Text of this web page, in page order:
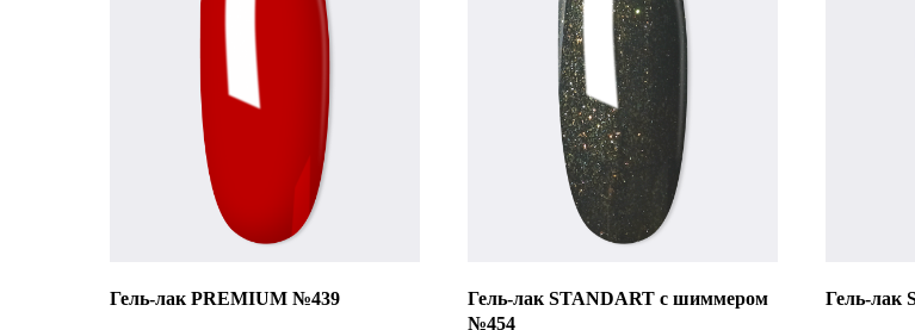
Гель-лак PREMIUM №439
Гель-лак STANDART с шиммером
№454
Гель-лак